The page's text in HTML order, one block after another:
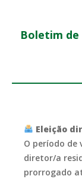
Boletim de
Eleição
O período de
diretor/a
prorrogado